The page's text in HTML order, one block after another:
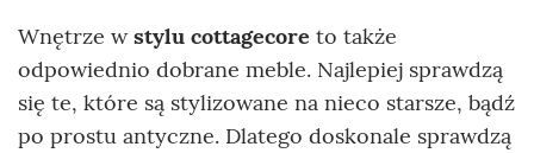
Wnętrze wstylu cottagecore to także
odpowiednio dobrane meble. Najlepiej sprawdzą
się te, które są stylizowane na nieco starsze, bądź
po prostu antyczne. Dlatego doskonale sprawdzą